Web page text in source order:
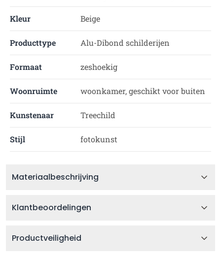
Kleur Beige
Producttype Alu-Dibond schilderijen
Formaat zeshoekig
Woonruimte woonkamer, geschikt voor buiten
Kunstenaar Treechild
Stijl fotokunst
Materiaalbeschrijving
Klantbeoordelingen
Productveiligheid